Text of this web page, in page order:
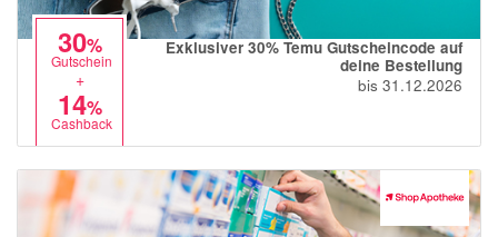
30%
Gutschein
+
14%
Cashback
Exklusiver 30% Temu Gutscheincode auf
deine Bestellung
bis 31.12.2026